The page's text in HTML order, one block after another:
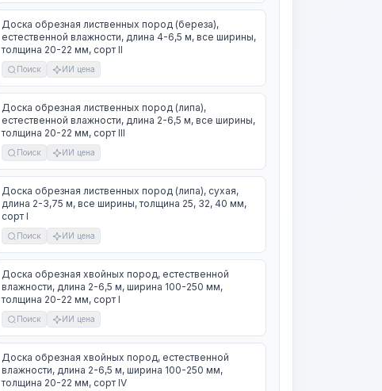
Доска обрезная лиственных пород (береза),
естественной влажности, длина 4-6,5 м, все ширины,
толщина 20-22 мм, сорт II
Поиск ИИ цена
Доска обрезная лиственных пород (липа),
естественной влажности, длина 2-6,5 м, все ширины,
толщина 20-22 мм, сорт III
Поиск ИИ цена
Доска обрезная лиственных пород (липа), сухая,
длина 2-3,75 м, все ширины, толщина 25, 32, 40 мм,
сорт I
Поиск ИИ цена
Доска обрезная хвойных пород, естественной
влажности, длина 2-6,5 м, ширина 100-250 мм,
толщина 20-22 мм, сорт I
Поиск ИИ цена
Доска обрезная хвойных пород, естественной
влажности, длина 2-6,5 м, ширина 100-250 мм,
толщина 20-22 мм, сорт IV